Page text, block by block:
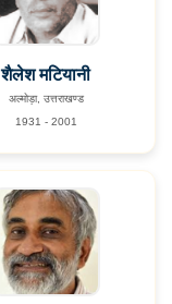
शैलेश मटियानी
अल्मोड़ा, उत्तराखण्ड
1931 - 2001